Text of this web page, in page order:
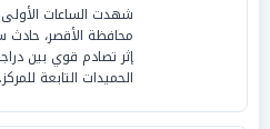
شهدت الساعات الأولى
محافظة الأقصر، حادث
إثر تصادم قوي بين
الحميدات التابعة للمركز.